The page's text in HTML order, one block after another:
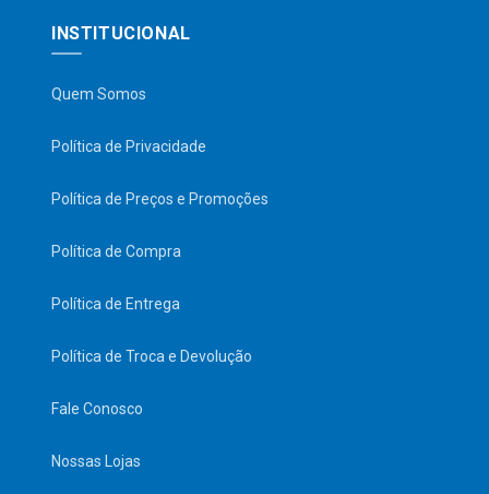
INSTITUCIONAL
Quem Somos
Política de Privacidade
Política de Preços e Promoções
Política de Compra
Política de Entrega
Política de Troca e Devolução
Fale Conosco
Nossas Lojas